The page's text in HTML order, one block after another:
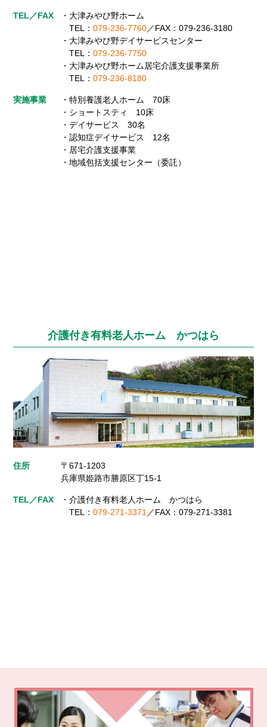
TEL／FAX
・大津みやび野ホーム
TEL：079-236-7760／FAX：079-236-3180
・大津みやび野デイサービスセンター
TEL：079-236-7750
・大津みやび野ホーム居宅介護支援事業所
TEL：079-236-8180
実施事業
・特別養護老人ホーム 70床
・ショートスティ 10床
・デイサービス 30名
・認知症デイサービス 12名
・居宅介護支援事業
・地域包括支援センター（委託）
介護付き有料老人ホーム かつはら
住所
〒671-1203
兵庫県姫路市勝原区丁15-1
TEL／FAX
・介護付き有料老人ホーム かつはら
TEL：079-271-3371／FAX：079-271-3381